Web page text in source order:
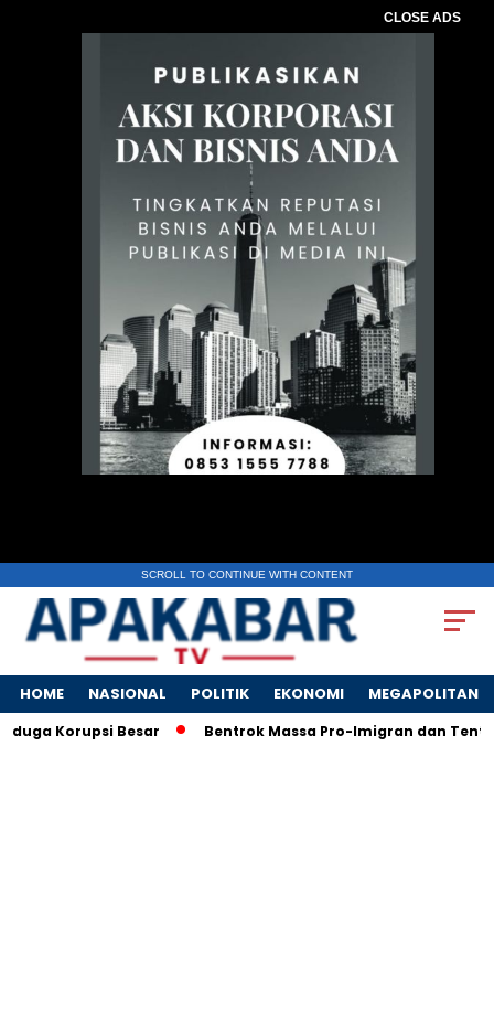
CLOSE ADS
SCROLL TO CONTINUE WITH CONTENT
HOME NASIONAL POLITIK EKONOMI MEGAPOLITAN
Korupsi Besar Bentrok Massa Pro-Imigran dan Tentara